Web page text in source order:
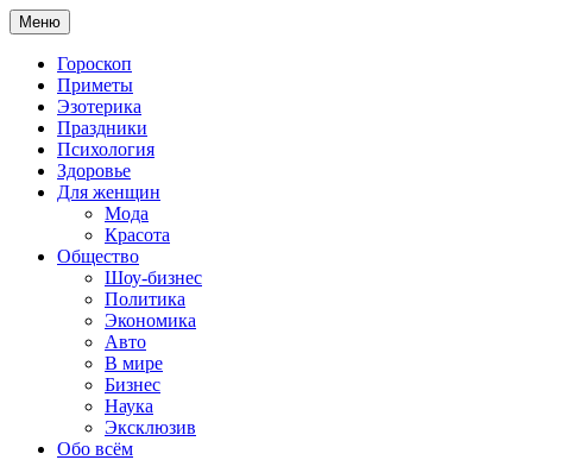
Меню
Гороскоп
Приметы
Эзотерика
Праздники
Психология
Здоровье
Для женщин
Мода
Красота
Общество
Шоу-бизнес
Политика
Экономика
Авто
В мире
Бизнес
Наука
Эксклюзив
Обо всём